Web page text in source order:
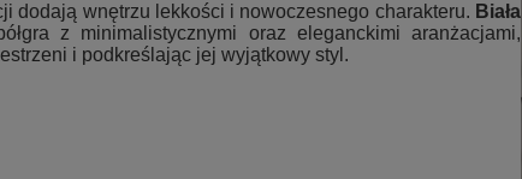
dodają wnętrzu lekkości i nowoczesnego charakteru. Biała
z minimalistycznymi oraz eleganckimi aranżacjami,
i podkreślając jej wyjątkowy styl.